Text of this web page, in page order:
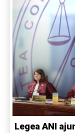
Legea ANI